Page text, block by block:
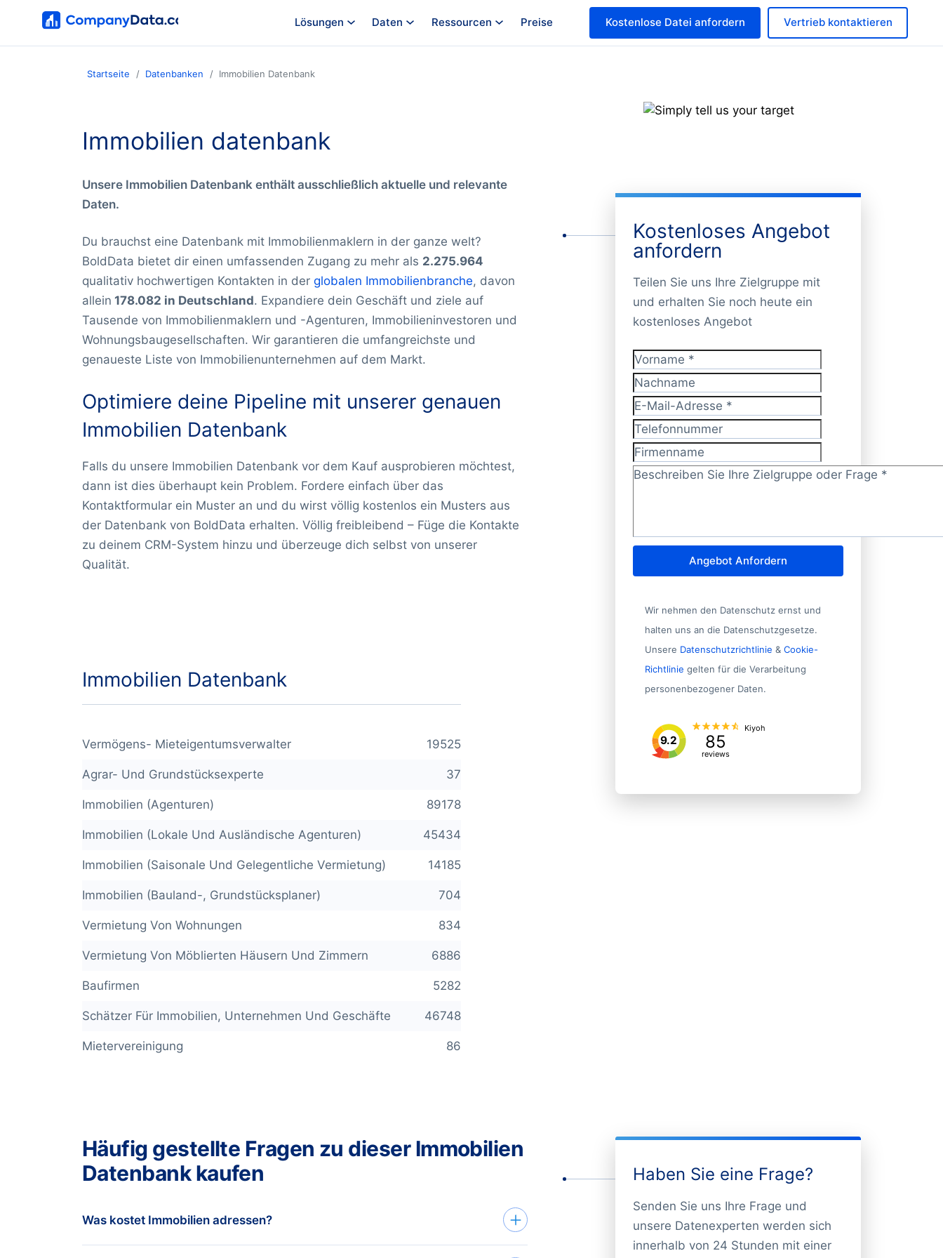
Lösungen Daten Ressourcen Preise Vertrieb kontaktieren
Kostenlose Datei anfordern
Startseite Datenbanken Immobilien Datenbank
Immobilien datenbank
Unsere Immobilien Datenbank enthält ausschließlich aktuelle und relevante
Daten.
Kostenloses Angebot
anfordern
Teilen Sie uns Ihre Zielgruppe mit
und erhalten Sie noch heute ein
kostenloses Angebot
Vorname*
Nachname
E-Mail-Adresse*
Telefonnummer
Firmenname
Zielgruppe/Frage?
Angebot Anfordern
Wir nehmen den Datenschutz ernst und
halten uns an die Datenschutzgesetze.
Unsere Datenschutzrichtlinie & Cookie-
Richtlinie gelten für die Verarbeitung
personenbezogener Daten.
9.2 85
reviews
Kiyoh
Du brauchst eine Datenbank mit Immobilienmaklern in der ganze welt?
BoldData bietet dir einen umfassenden Zugang zu mehr als 2.275.964
qualitativ hochwertigen Kontakten in der globalen Immobilienbranche, davon
allein 178.082 in Deutschland. Expandiere dein Geschäft und ziele auf
Tausende von Immobilienmaklern und -Agenturen, Immobilieninvestoren und
Wohnungsbaugesellschaften. Wir garantieren die umfangreichste und
genaueste Liste von Immobilienunternehmen auf dem Markt.
Optimiere deine Pipeline mit unserer genauen
Immobilien Datenbank
Falls du unsere Immobilien Datenbank vor dem Kauf ausprobieren möchtest,
dann ist dies überhaupt kein Problem. Fordere einfach über das
Kontaktformular ein Muster an und du wirst völlig kostenlos ein Musters aus
der Datenbank von BoldData erhalten. Völlig freibleibend – Füge die Kontakte
zu deinem CRM-System hinzu und überzeuge dich selbst von unserer
Qualität.
Immobilien Datenbank
Vermögens- Mieteigentumsverwalter 19525
Agrar- Und Grundstücksexperte 37
Immobilien (Agenturen) 89178
Immobilien (Lokale Und Ausländische Agenturen) 45434
Immobilien (Saisonale Und Gelegentliche Vermietung) 14185
Immobilien (Bauland-, Grundstücksplaner) 704
Vermietung Von Wohnungen 834
Vermietung Von Möblierten Häusern Und Zimmern 6886
Baufirmen 5282
Schätzer Für Immobilien, Unternehmen Und Geschäfte 46748
Mietervereinigung 86
Häufig gestellte Fragen zu dieser Immobilien
Datenbank kaufen
Was kostet Immobilien adressen?
Haben Sie eine Frage?
Senden Sie uns Ihre Frage und
unsere Datenexperten werden sich
innerhalb von 24 Stunden mit einer